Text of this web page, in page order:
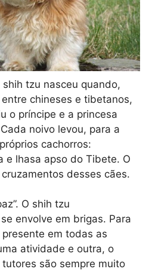
tzu nasceu quando,
chineses e tibetanos,
o príncipe e a princesa
noivo levou, para a
cachorros:
e lhasa apso do Tibete. O
desses cães.
O shih tzu
envolve em brigas. Para
em todas as
atividade e outra, o
são sempre muito